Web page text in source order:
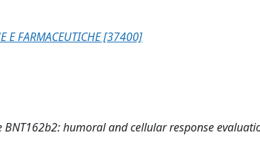
E FARMACEUTICHE [37400]
BNT162b2: humoral and cellular response